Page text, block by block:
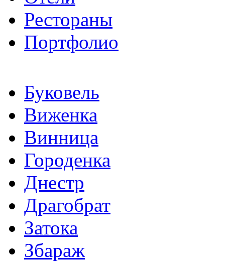
Рестораны
Портфолио
Буковель
Виженка
Винница
Городенка
Днестр
Драгобрат
Затока
Збараж